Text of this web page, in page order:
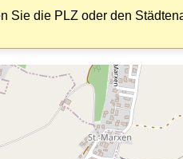
Sie die PLZ oder den